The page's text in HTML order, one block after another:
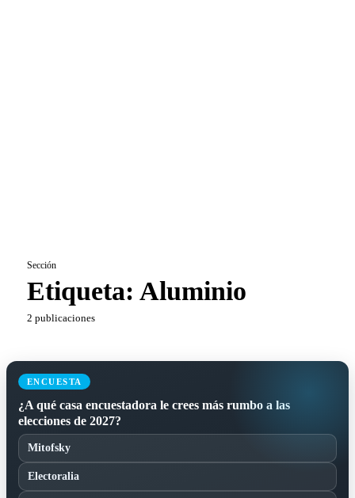
Sección
Etiqueta: Aluminio
2 publicaciones
ENCUESTA
¿A qué casa encuestadora le crees más rumbo a las
elecciones de 2027?
Mitofsky
Electoralia